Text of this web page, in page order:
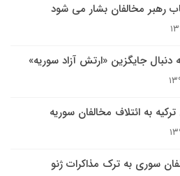
رهبر مخالفان بشار می شود
دنبال جایگزین «ارتش آزاد سوریه»
به ائتلاف مخالفان سوریه
سوری به ترک مذاکرات ژنو